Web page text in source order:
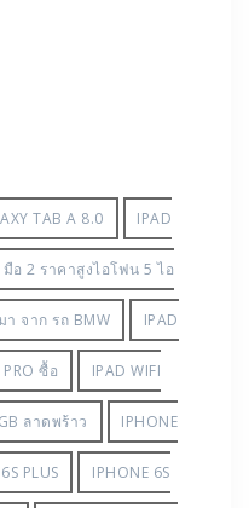
TAB A 8.0 IPAD
อ 2 ราคาสูงไอโฟน 5 ไอ
า จาก รถ BMW IPAD
PRO ซื้อ IPAD WIFI
ลาดพร้าว IPHONE
PLUS IPHONE 6S